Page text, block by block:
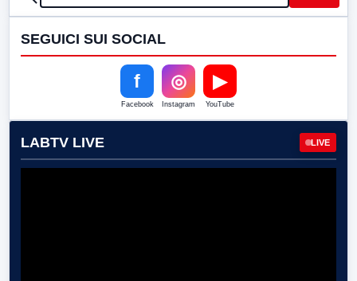
SEGUICI SUI SOCIAL
f
Facebook
◎
Instagram
▶
YouTube
LABTV LIVE LIVE